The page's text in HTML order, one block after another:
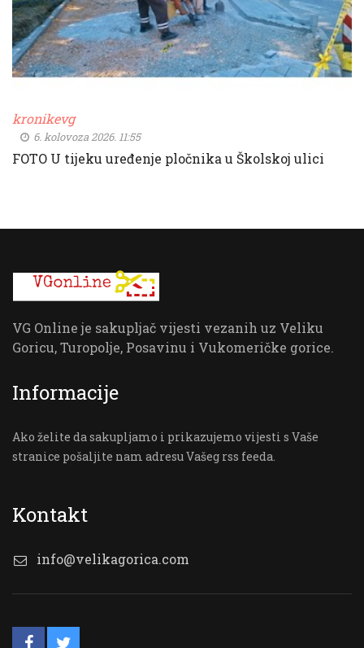
kronikevg
6. kolovoza 2026. 11:55
FOTO U tijeku uređenje pločnika u Školskoj ulici
VG Online je sakupljač vijesti vezanih uz Veliku
Goricu, Turopolje, Posavinu i Vukomeričke gorice.
Informacije
Ako želite da sakupljamo i prikazujemo vijesti s Vaše
stranice pošaljite nam adresu Vašeg rss feeda.
Kontakt
info@velikagorica.com